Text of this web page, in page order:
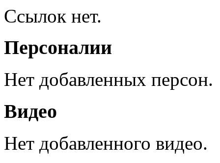
Ссылок нет.
Персоналии
Нет добавленных персон.
Видео
Нет добавленного видео.